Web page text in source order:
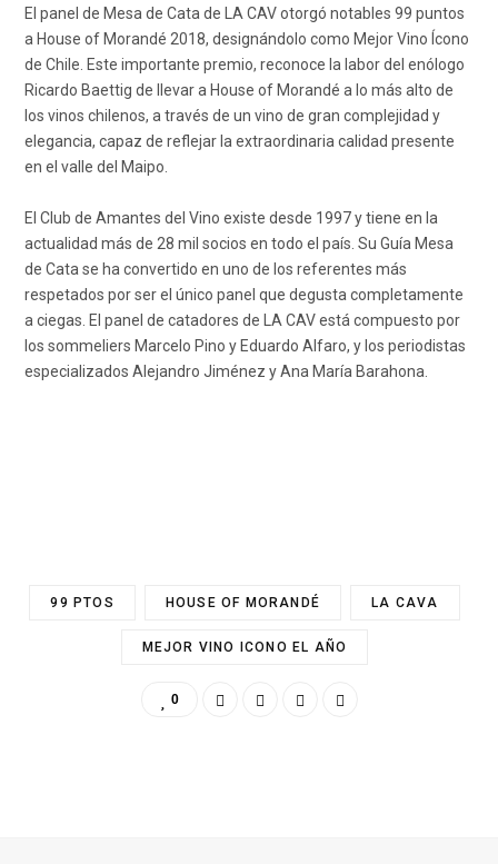
El panel de Mesa de Cata de LA CAV otorgó notables 99 puntos
a House of Morandé 2018, designándolo como Mejor Vino Ícono
de Chile. Este importante premio, reconoce la labor del enólogo
Ricardo Baettig de llevar a House of Morandé a lo más alto de
los vinos chilenos, a través de un vino de gran complejidad y
elegancia, capaz de reflejar la extraordinaria calidad presente
en el valle del Maipo.
El Club de Amantes del Vino existe desde 1997 y tiene en la
actualidad más de 28 mil socios en todo el país. Su Guía Mesa
de Cata se ha convertido en uno de los referentes más
respetados por ser el único panel que degusta completamente
a ciegas. El panel de catadores de LA CAV está compuesto por
los sommeliers Marcelo Pino y Eduardo Alfaro, y los periodistas
especializados Alejandro Jiménez y Ana María Barahona.
99 PTOS HOUSE OF MORANDÉ LA CAVA
MEJOR VINO ICONO EL AÑO
0